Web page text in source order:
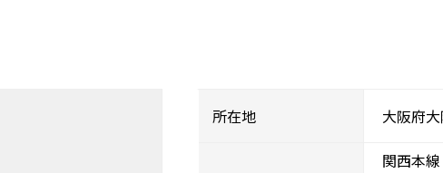
所在地 大阪府
関西本線